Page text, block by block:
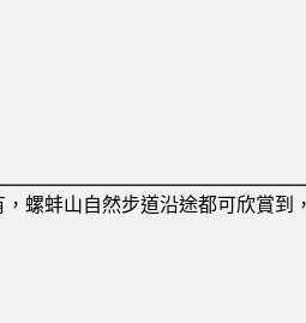
，螺蚌山自然步道沿途都可欣賞到